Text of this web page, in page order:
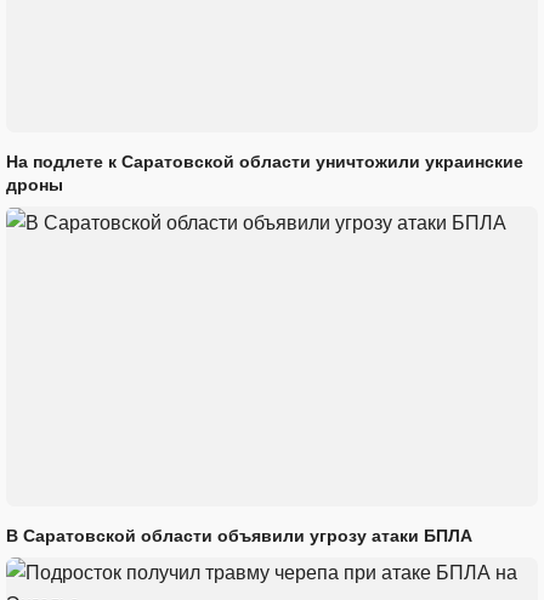
На подлете к Саратовской области уничтожили украинские
дроны
В Саратовской области объявили угрозу атаки БПЛА